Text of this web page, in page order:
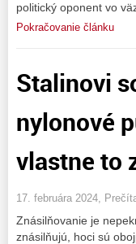
politický oponent vo
Pokračovanie článku
Stalinovi
nylonové
vlastne to
17. februára 2024,
Znásilňovanie je
znásilňujú, hoci sú